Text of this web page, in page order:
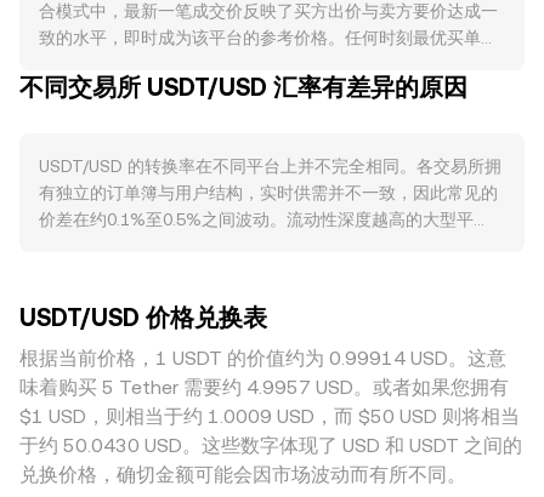
中的结算需求，会推高或降低USDT持有与使用的意愿；当加
密生态活跃、资金偏好避险或短期观望时，USDT作为交易中
定USD，但加密市场整体风险偏好、BTC与主流代币的方向、
走强、利率变动与美元流动性紧张可能提高赎回偏好，进而改
变场内外供需平衡。监管事件同样关键：针对稳定币的立法与
指引（例如对储备资产、托管、披露的要求），交易平台上
技术层面，合约市场资金费率、期权到期集中时点、以及链上
与交易所内的大额地址（鲸鱼）资金流动，都会在短期内造成
供需倾斜；当保证金主要计价为USDT时，强平与补保证金的
集中行为也可能引发阶段性偏离。此外，链上流动性池的深度
与滑点、跨链桥通道的拥堵与手续费波动，都会叠加到现货报
价上，影响即时转换。
合模式中，最新一笔成交价反映了买方出价与卖方要价达成一
致的水平，即时成为该平台的参考价格。任何时刻最优买单
为中间价，用于衡量即时报价附近的平衡位置。跨平台视角
的场所对综合价格影响更大。对于简单换算，可用基础算术表
达：若当前 USDT/USD 的转换率为r，则 USD价值 = USDT数
量 × r；反之 USDT数量 = USD价值 ÷ r。在去中心化交易场景
两种资产数量分别为x与y，价格约等于 y/x；当有大额换入或
换出时，池子比例改变，导致滑点与价格移动。需要注意的
是，不同交易所独立维护各自的订单簿或流动性池，最终显示
的 USDT/USD 转换率会因撮合、流动性与费用结构的差异而
略有不同。
不同交易所 USDT/USD 汇率有差异的原因
USDT/USD 的转换率在不同平台上并不完全相同。各交易所拥
有独立的订单簿与用户结构，实时供需并不一致，因此常见的
价差在约0.1%至0.5%之间波动。流动性深度越高的大型平
币的合规要求、法币入金通道、赎回便利度、以及KYC流程差
异，都会影响当地用户对USDT的即时需求与场内外转换效
率，从而反映到 USDT/USD 的报价上。此外，许多平台上其
他资产以USDT作为主要计价与结算单位，若USDT相对USD在
场内出现轻微溢价或折价（即USDT基差），这种偏差会间接
传导到以USDT计价的所有交易对中，影响所观察到的
USDT/USD 转换率。跨平台套利能在一定程度上收敛这些差
USDT/USD 价格兑换表
根据当前价格，1 USDT 的价值约为 0.99914 USD。这意
味着购买 5 Tether 需要约 4.9957 USD。或者如果您拥有
$1 USD，则相当于约 1.0009 USD，而 $50 USD 则将相当
于约 50.0430 USD。这些数字体现了 USD 和 USDT 之间的
兑换价格，确切金额可能会因市场波动而有所不同。